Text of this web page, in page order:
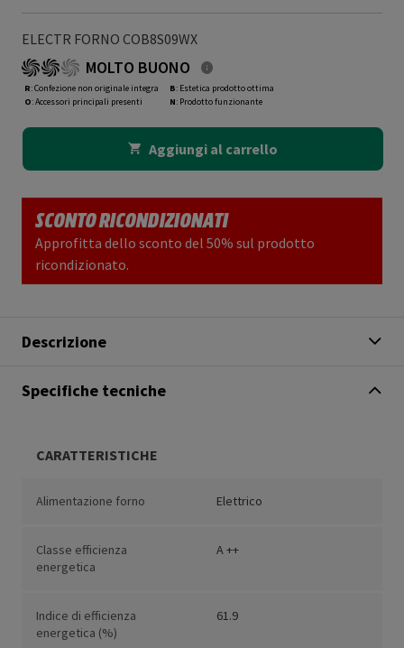
ELECTR FORNO COB8S09WX
MOLTO BUONO
R: Confezione non originale integra
O: Accessori principali presenti
B: Estetica prodotto ottima
N: Prodotto funzionante
Aggiungi al carrello
SCONTO RICONDIZIONATI
Approfitta dello sconto del 50% sul prodotto
ricondizionato.
Descrizione
Specifiche tecniche
CARATTERISTICHE
Alimentazione forno Elettrico
Classe efficienza
energetica
A ++
Indice di efficienza
energetica (%)
61.9